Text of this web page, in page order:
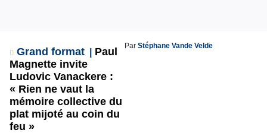
Grand format
Paul
Magnette invite
Ludovic Vanackere :
« Rien ne vaut la
mémoire collective du
plat mijoté au coin du
feu »
Par Stéphane Vande Velde